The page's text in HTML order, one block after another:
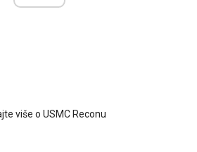
više o USMC Reconu